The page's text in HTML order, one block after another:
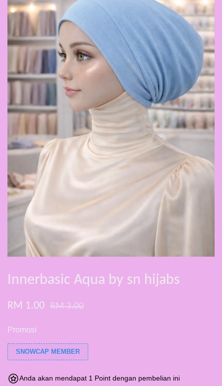
Innerbasic Aqua by sn hijabs
RM 1.00 RM 3.00
Promosi
SNOWCAP MEMBER
Anda akan mendapat 1 Point dengan pembelian ini